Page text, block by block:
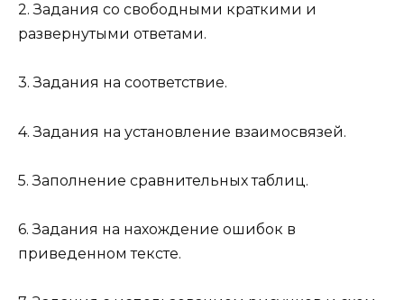
2. Задания со свободными краткими и
развернутыми ответами.
3. Задания на соответствие.
4. Задания на установление взаимосвязей.
5. Заполнение сравнительных таблиц.
6. Задания на нахождение ошибок в
приведенном тексте.